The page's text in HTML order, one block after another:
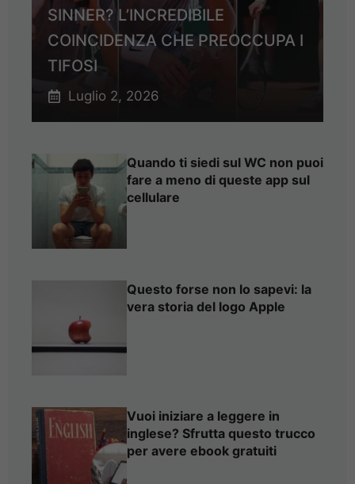
SINNER? L’INCREDIBILE
COINCIDENZA CHE PREOCCUPA I
TIFOSI
Luglio 2, 2026
Quando ti siedi sul WC non puoi
fare a meno di queste app sul
cellulare
Questo forse non lo sapevi: la
vera storia del logo Apple
Vuoi iniziare a leggere in
inglese? Sfrutta questo trucco
per avere ebook gratuiti